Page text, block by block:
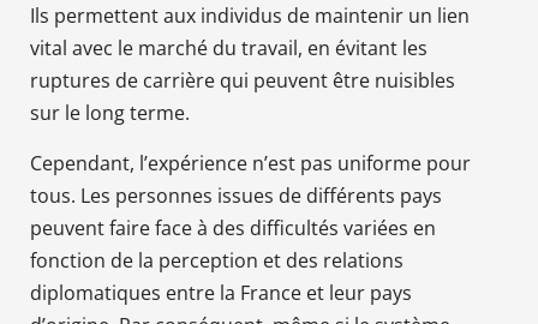
Ils permettent aux individus de maintenir un lien
vital avec le marché du travail, en évitant les
ruptures de carrière qui peuvent être nuisibles
sur le long terme.
Cependant, l’expérience n’est pas uniforme pour
tous. Les personnes issues de différents pays
peuvent faire face à des difficultés variées en
fonction de la perception et des relations
diplomatiques entre la France et leur pays